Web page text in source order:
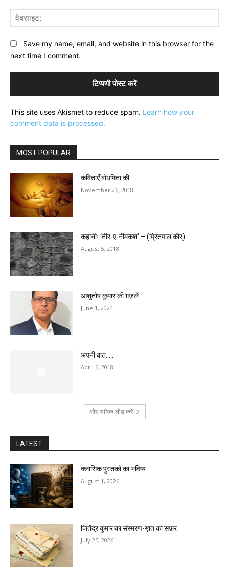
Save my name, email, and website in this browser for the
next time I comment.
This site uses Akismet to reduce spam. Learn how your
comment data is processed.
MOST POPULAR
कविताएँ बोधमिता की
November 26, 2018
कहानीः ‘तीर-ए-नीमकश’ – (प्रितपाल कौर)
August 5, 2018
आशुतोष कुमार की ग़ज़लें
June 1, 2024
अपनी बात……
April 6, 2018
और अधिक लोड करें
LATEST
क्लासिक पुस्तकों का भविष्य..
August 1, 2026
जितेंद्र कुमार का संस्मरण-ख़त का सफ़र
July 25, 2026